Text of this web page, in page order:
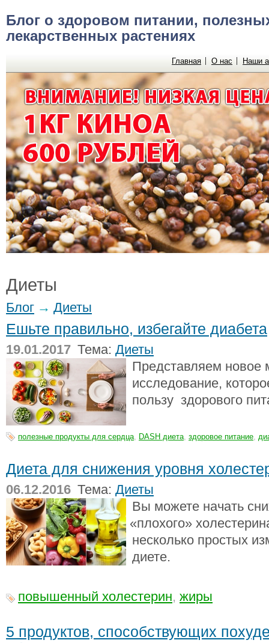
Блог о здоровом питании,
лекарственных растениях
Главная О нас Наши
Диеты
Блог → Диеты
Ешьте правильно, избегайте диабета
19.01.2017 Тема: Диеты
Представляем новое
исследование,
пользу здорового
полезные продукты для сердца, DASH диета, здоровое питание,
Диета для снижения уровня
06.12.2016 Тема: Диеты
Вы можете начать
«плохого»
несколько простых
диете.
повышенный холестерин, жиры
5 продуктов, способствующих